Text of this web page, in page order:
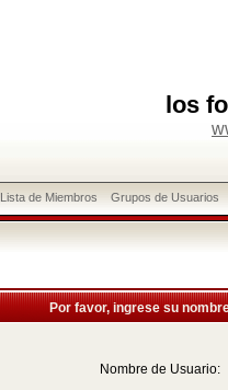
los
Lista de Miembros Grupos de Usuarios
Por favor, ingrese su
Nombre de Usuario: